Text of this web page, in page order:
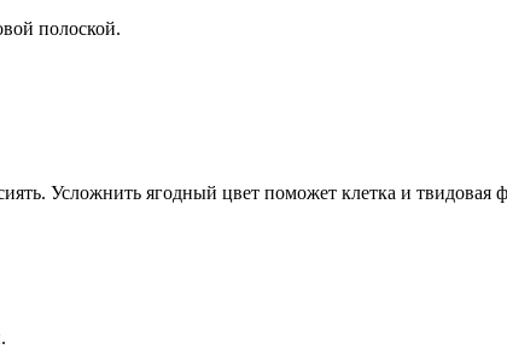
полоской.
Усложнить ягодный цвет поможет клетка и твидовая